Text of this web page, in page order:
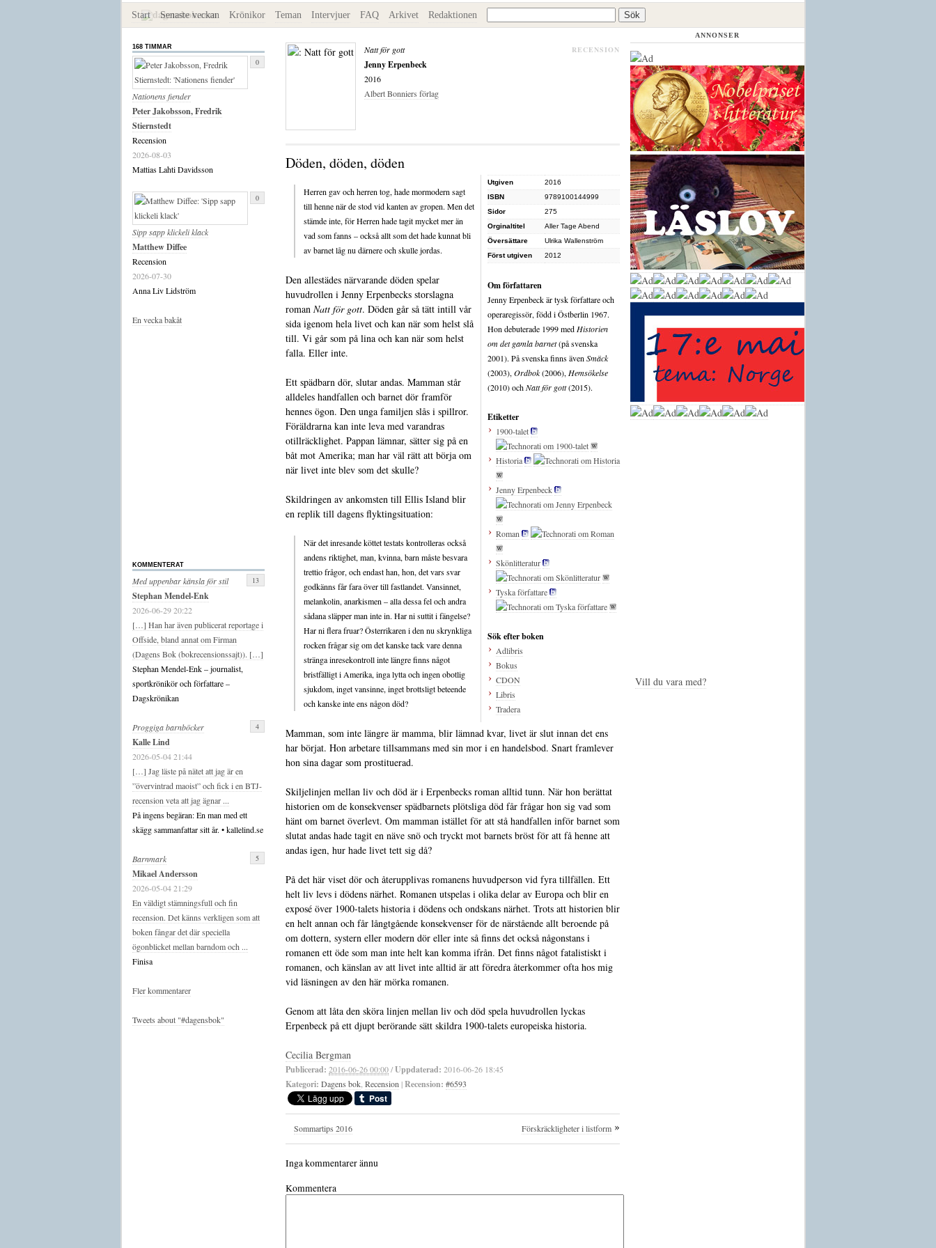
Start Senaste veckan Krönikor Teman Intervjuer FAQ Arkivet Redaktionen
RECENSION
Natt för gott
Jenny Erpenbeck
2016
Albert Bonniers förlag
Döden, döden, döden
Utgiven
2016
ISBN
9789100144999
Sidor
275
Orginaltitel
Aller Tage Abend
Översättare
Ulrika Wallenström
Först utgiven
2012
Om författaren
Jenny Erpenbeck är tysk författare och
operaregissör, född i Östberlin 1967.
Hon debuterade 1999 med Historien
om det gamla barnet(på svenska
2001). På svenska finns även Smäck
(2003), Ordbok(2006), Hemsökelse
(2010) ochNatt för gott(2015).
Etiketter
1900-talet
Historia
Jenny Erpenbeck
Roman
Skönlitteratur
Tyska författare
Sök efter boken
Adlibris
Bokus
CDON
Libris
Tradera
Herren gav och herren tog, hade mormodern sagt
till henne när de stod vid kanten av gropen. Men det
stämde inte, för Herren hade tagit mycket mer än
vad som fanns – också allt som det hade kunnat bli
av barnet låg nu därnere och skulle jordas.
Den allestädes närvarande döden spelar
huvudrollen i Jenny Erpenbecks storslagna
roman Natt för gott. Döden går så tätt intill vår
sida igenom hela livet och kan när som helst slå
till. Vi går som på lina och kan när som helst
falla. Eller inte.
Ett spädbarn dör, slutar andas. Mamman står
alldeles handfallen och barnet dör framför
hennes ögon. Den unga familjen slås i spillror.
Föräldrarna kan inte leva med varandras
otillräcklighet. Pappan lämnar, sätter sig på en
båt mot Amerika; man har väl rätt att börja om
när livet inte blev som det skulle?
Skildringen av ankomsten till Ellis Island blir
en replik till dagens flyktingsituation:
När det inresande köttet testats kontrolleras också
andens riktighet, man, kvinna, barn måste besvara
trettio frågor, och endast han, hon, det vars svar
godkänns får fara över till fastlandet. Vansinnet,
melankolin, anarkismen – alla dessa fel och andra
sådana släpper man inte in. Har ni suttit i fängelse?
Har ni flera fruar? Österrikaren i den nu skrynkliga
rocken frågar sig om det kanske tack vare denna
stränga inresekontroll inte längre finns något
bristfälligt i Amerika, inga lytta och ingen obotlig
sjukdom, inget vansinne, inget brottsligt beteende
och kanske inte ens någon död?
Mamman, som inte längre är mamma, blir lämnad kvar, livet är slut innan det ens
har börjat. Hon arbetare tillsammans med sin mor i en handelsbod. Snart framlever
hon sina dagar som prostituerad.
Skiljelinjen mellan liv och död är i Erpenbecks roman alltid tunn. När hon berättat
historien om de konsekvenser spädbarnets plötsliga död får frågar hon sig vad som
hänt om barnet överlevt. Om mamman istället för att stå handfallen inför barnet som
slutat andas hade tagit en näve snö och tryckt mot barnets bröst för att få henne att
andas igen, hur hade livet tett sig då?
På det här viset dör och återupplivas romanens huvudperson vid fyra tillfällen. Ett
helt liv levs i dödens närhet. Romanen utspelas i olika delar av Europa och blir en
exposé över 1900-talets historia i dödens och ondskans närhet. Trots att historien blir
en helt annan och får långtgående konsekvenser för de närstående allt beroende på
om dottern, systern eller modern dör eller inte så finns det också någonstans i
romanen ett öde som man inte helt kan komma ifrån. Det finns något fatalistiskt i
romanen, och känslan av att livet inte alltid är att föredra återkommer ofta hos mig
vid läsningen av den här mörka romanen.
Genom att låta den sköra linjen mellan liv och död spela huvudrollen lyckas
Erpenbeck på ett djupt berörande sätt skildra 1900-talets europeiska historia.
Cecilia Bergman
Publicerad: 2016-06-26 00:00/Uppdaterad: 2016-06-26 18:45
Kategori: Dagens bok, Recension |Recension: #6593
Sommartips 2016 Förskräckligheter i listform
Inga kommentarer ännu
Kommentera
168 TIMMAR
Nationens fiender
Peter Jakobsson, Fredrik
Stiernstedt
Recension
2026-08-03
Mattias Lahti Davidsson
0
Sipp sapp klickeli klack
Matthew Diffee
Recension
2026-07-30
Anna Liv Lidström
0
En vecka bakåt
KOMMENTERAT
Med uppenbar känsla för stil
Stephan Mendel-Enk
2026-06-29 20:22
[…] Han har även publicerat reportage i
Offside, bland annat om Firman
(Dagens Bok (bokrecensionssajt)). […]
Stephan Mendel-Enk – journalist,
sportkrönikör och författare –
Dagskrönikan
13
Proggiga barnböcker
Kalle Lind
2026-05-04 21:44
[…] Jag läste på nätet att jag är en
”övervintrad maoist” och fick i en BTJ-
recension veta att jag ägnar ...
På ingens begäran: En man med ett
skägg sammanfattar sitt år. • kallelind.se
4
Barnmark
Mikael Andersson
2026-05-04 21:29
En väldigt stämningsfull och fin
recension. Det känns verkligen som att
boken fångar det där speciella
ögonblicket mellan barndom och ...
Finisa
5
Fler kommentarer
Tweets about "#dagensbok"
ANNONSER
Vill du vara med?